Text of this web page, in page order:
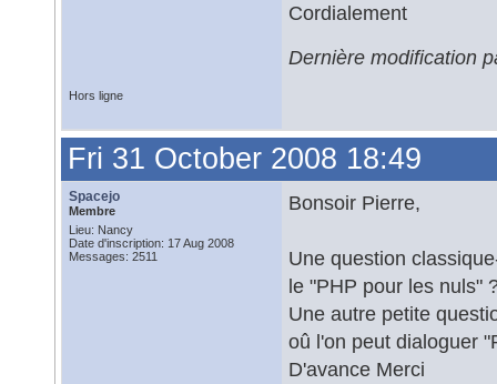
Cordialement
Dernière modification
Hors ligne
Fri 31 October 2008 18:49
Spacejo
Membre
Lieu: Nancy
Date d'inscription: 17 Aug 2008
Messages: 2511
Bonsoir Pierre,
Une question
le "PHP pour les nuls"
Une autre petite
oû l'on peut dialoguer
D'avance Merci